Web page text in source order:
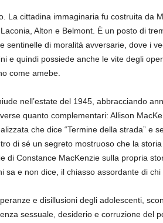
La cittadina immaginaria fu costruita da
Alton e Belmont. È un posto di
di moralità avversarie, dove i
e quindi possiede anche le vite degli
come amebe.
nell’estate del 1945, abbracciando
quanto complementari: Allison
che dice “Termine della strada” e
di sé un segreto mostruoso che la
di Constance MacKenzie sulla propria
e non dice, il chiasso assordante di chi
e disillusioni degli adolescenti,
sessuale, desiderio e corruzione del